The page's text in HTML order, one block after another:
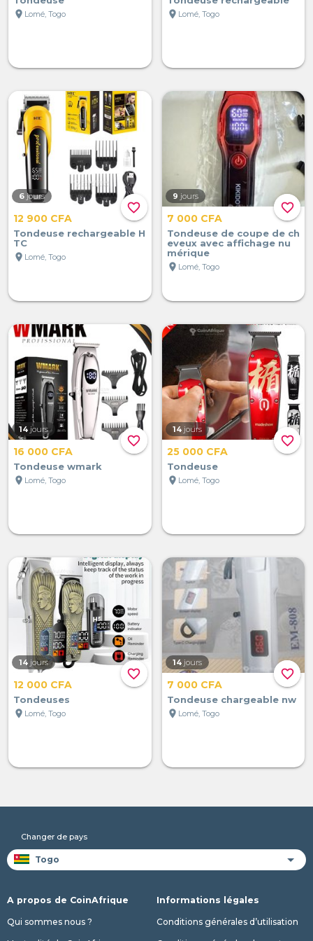
location_on Lomé, Togo
location_on Lomé, Togo
favorite_border
6 jours
12 900 CFA
Tondeuse rechargeable H
TC
location_on Lomé, Togo
favorite_border
9 jours
7 000 CFA
Tondeuse de coupe de ch
eveux avec affichage nu
mérique
location_on Lomé, Togo
favorite_border
14 jours
16 000 CFA
Tondeuse wmark
location_on Lomé, Togo
favorite_border
14 jours
25 000 CFA
Tondeuse
location_on Lomé, Togo
favorite_border
14 jours
12 000 CFA
Tondeuses
location_on Lomé, Togo
favorite_border
14 jours
7 000 CFA
Tondeuse chargeable nw
location_on Lomé, Togo
Changer de pays
A propos de CoinAfrique
Qui sommes nous ?
Informations légales
Conditions générales d’utilisation